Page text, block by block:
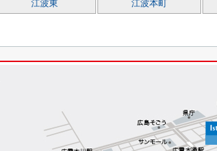
江波東 江波本町